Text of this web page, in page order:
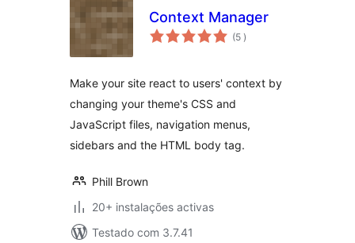
Context Manager
(5 classificações
)
Make your site react to users' context by
changing your theme's CSS and
JavaScript files, navigation menus,
sidebars and the HTML body tag.
Phill Brown
20+ instalações activas
Testado com 3.7.41